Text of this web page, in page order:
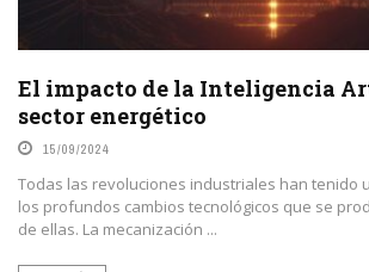
El impacto de la Inteligencia
sector energético
15/09/2024
Todas las revoluciones industriales han tenido
los profundos cambios tecnológicos que se
de ellas. La mecanización ...